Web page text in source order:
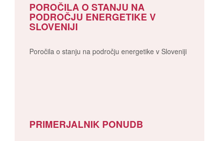
POROČILA O STANJU NA
PODROČJU ENERGETIKE V
SLOVENIJI
Poročila o stanju na področju energetike v Sloveniji
PRIMERJALNIK PONUDB